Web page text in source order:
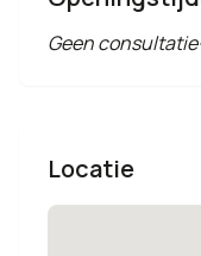
Geen
Locatie